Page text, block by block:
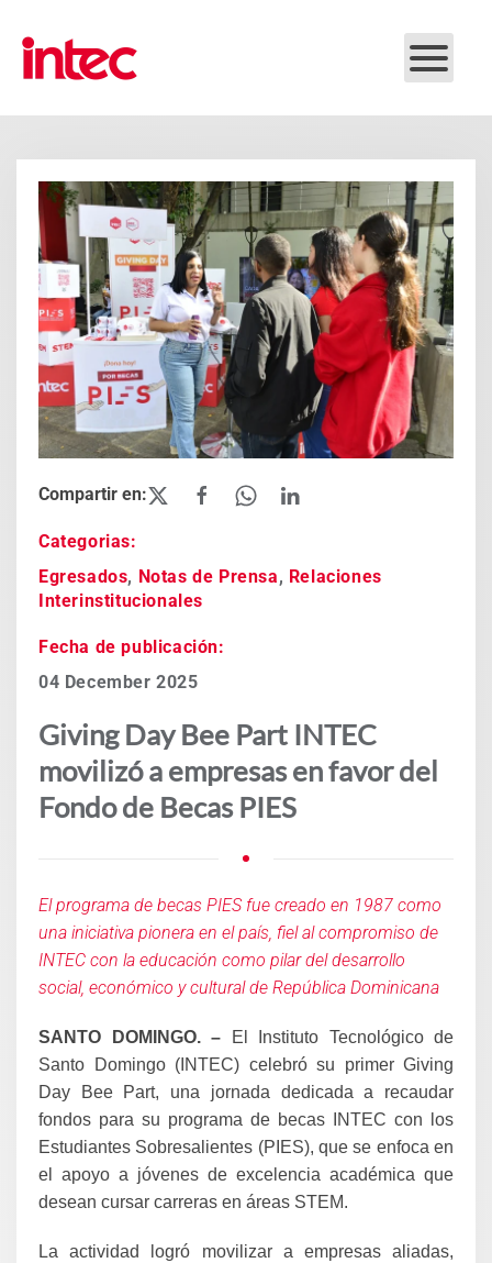
Skip to main content
Categorias:
Egresados, Notas de Prensa, Relaciones
Interinstitucionales
Fecha de publicación:
04 December 2025
Giving Day Bee Part INTEC
movilizó a empresas en favor del
Fondo de Becas PIES
El programa de becas PIES fue creado en 1987 como
una iniciativa pionera en el país, fiel al compromiso de
INTEC con la educación como pilar del desarrollo
social, económico y cultural de República Dominicana
SANTO DOMINGO. – El Instituto Tecnológico de
Santo Domingo (INTEC) celebró su primer Giving
Day Bee Part, una jornada dedicada a recaudar
fondos para su programa de becas INTEC con los
Estudiantes Sobresalientes (PIES), que se enfoca en
el apoyo a jóvenes de excelencia académica que
desean cursar carreras en áreas STEM.
La actividad logró movilizar a empresas aliadas,